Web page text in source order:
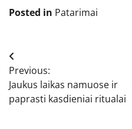
Posted in Patarimai
Navigacija
tarp
įrašų
Previous:
Jaukus laikas namuose ir
paprasti kasdieniai ritualai